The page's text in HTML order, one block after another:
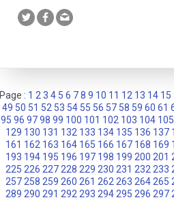
Page : 1 2 3 4 5 6 7 8 9 10 11 12 13 14 15
49 50 51 52 53 54 55 56 57 58 59 60 61
95 96 97 98 99 100 101 102 103 104 105
129 130 131 132 133 134 135 136 137
161 162 163 164 165 166 167 168 169
193 194 195 196 197 198 199 200 201
225 226 227 228 229 230 231 232 233
257 258 259 260 261 262 263 264 265
289 290 291 292 293 294 295 296 297